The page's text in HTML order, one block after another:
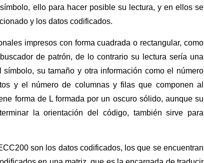
ello para hacer posible su lectura, y en ellos se
y los datos codificados.
impresos con forma cuadrada o rectangular, como
de patrón, de lo contrario su lectura sería una
su tamaño y otra información como el número
y el número de columnas y filas que componen al
forma de L formada por un oscuro sólido, aunque su
la orientación del código, también sirve para
son los datos codificados, los que se encuentran